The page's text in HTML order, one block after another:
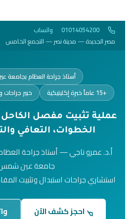
01014054200
واتساب
مصر الجديدة — مدينة نصر — التجمع الخامس
أستاذ جراحة العظام
+15 عاماً خبرة إكلينيكية
خبير جراحات
عملية تثبيت مفصل الكاحل
الخطوات، التعافي
أ.د. عمرو ناجي — أستاذ جراحة
جامعة عين
استشاري جراحات استبدال وتثبيت
احجز كشف الآن